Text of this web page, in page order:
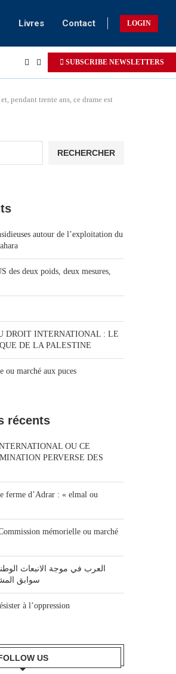
Livres Contact LOGIN
SUBSCRIBE NEWSLETTERS
pendant trente ans, ce drame est
RECHERCHER
autour de l’exploitation du
des deux poids, deux mesures,
DROIT INTERNATIONAL : LE
DE LA PALESTINE
ou marché aux puces
récents
OU CE
PERVERSE DES
ferme d’Adrar : « elmal ou
mémorielle ou marché
العرب في موجة الانبعاث
سوابق
à l’oppression
US